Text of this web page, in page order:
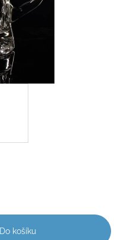
Do košíku